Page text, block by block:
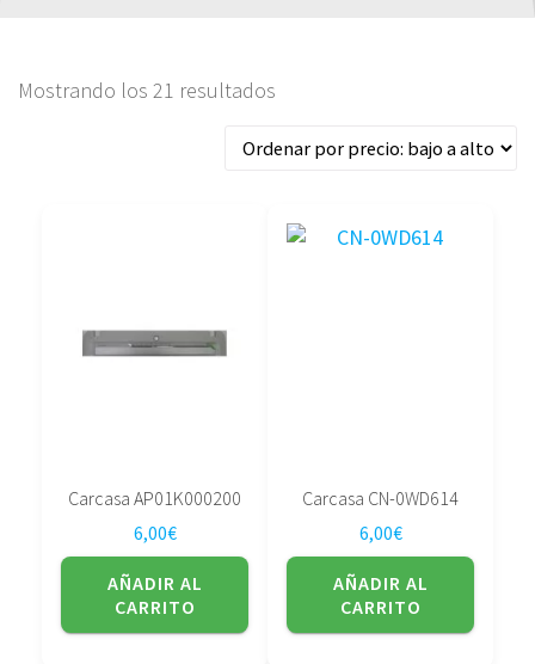
Mostrando los 21 resultados
precio:
alto
Carcasa AP01K000200
6,00€
AÑADIR AL
CARRITO
Carcasa CN-0WD614
6,00€
AÑADIR AL
CARRITO